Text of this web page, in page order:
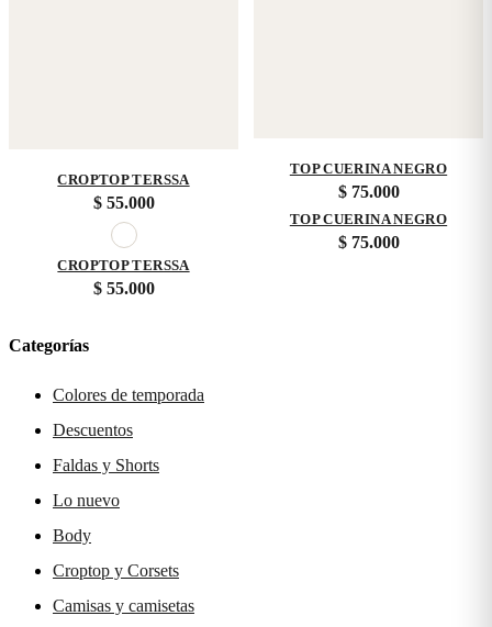
CROPTOP TERSSA
$55.000
CROPTOP TERSSA
$55.000
TOP CUERINA NEGRO
$75.000
TOP CUERINA NEGRO
$75.000
Categorías
Colores de temporada
Descuentos
Faldas y Shorts
Lo nuevo
Body
Croptop y Corsets
Camisas y camisetas